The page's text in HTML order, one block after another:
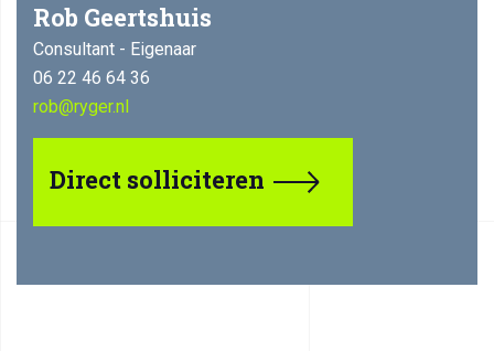
Rob Geertshuis
Consultant - Eigenaar
06 22 46 64 36
rob@ryger.nl
Direct solliciteren